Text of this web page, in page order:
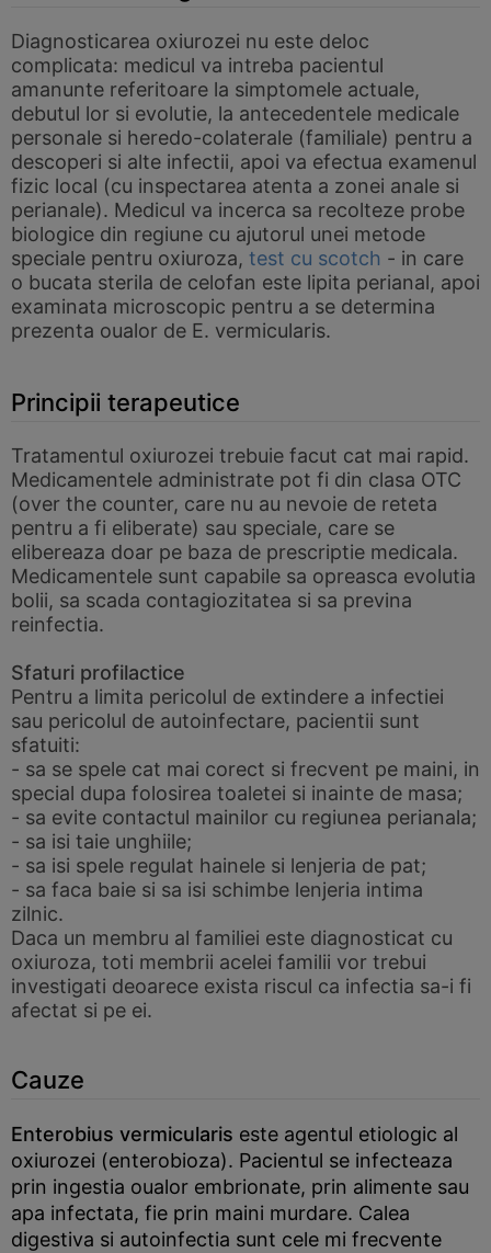
Diagnosticarea oxiurozei nu este deloc
complicata: medicul va intreba pacientul
amanunte referitoare la simptomele actuale,
debutul lor si evolutie, la antecedentele medicale
personale si heredo-colaterale (familiale) pentru a
descoperi si alte infectii, apoi va efectua examenul
fizic local (cu inspectarea atenta a zonei anale si
perianale). Medicul va incerca sa recolteze probe
biologice din regiune cu ajutorul unei metode
speciale pentru oxiuroza, test cu scotch - in care
o bucata sterila de celofan este lipita perianal, apoi
examinata microscopic pentru a se determina
prezenta oualor de E. vermicularis.
Principii terapeutice
Tratamentul oxiurozei trebuie facut cat mai rapid.
Medicamentele administrate pot fi din clasa OTC
(over the counter, care nu au nevoie de reteta
pentru a fi eliberate) sau speciale, care se
elibereaza doar pe baza de prescriptie medicala.
Medicamentele sunt capabile sa opreasca evolutia
bolii, sa scada contagiozitatea si sa previna
reinfectia.
Sfaturi profilactice
Pentru a limita pericolul de extindere a infectiei
sau pericolul de autoinfectare, pacientii sunt
sfatuiti:
- sa se spele cat mai corect si frecvent pe maini, in
special dupa folosirea toaletei si inainte de masa;
- sa evite contactul mainilor cu regiunea perianala;
- sa isi taie unghiile;
- sa isi spele regulat hainele si lenjeria de pat;
- sa faca baie si sa isi schimbe lenjeria intima
zilnic.
Daca un membru al familiei este diagnosticat cu
oxiuroza, toti membrii acelei familii vor trebui
investigati deoarece exista riscul ca infectia sa-i fi
afectat si pe ei.
Cauze
Enterobius vermicularis este agentul etiologic al
oxiurozei (enterobioza). Pacientul se infecteaza
prin ingestia oualor embrionate, prin alimente sau
apa infectata, fie prin maini murdare. Calea
digestiva si autoinfectia sunt cele mi frecvente